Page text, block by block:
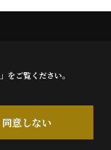
」をご覧ください。
同意しない